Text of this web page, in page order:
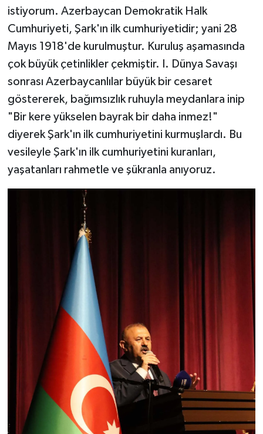
istiyorum. Azerbaycan Demokratik Halk
Cumhuriyeti, Şark'ın ilk cumhuriyetidir; yani 28
Mayıs 1918'de kurulmuştur. Kuruluş aşamasında
çok büyük çetinlikler çekmiştir. I. Dünya Savaşı
sonrası Azerbaycanlılar büyük bir cesaret
göstererek, bağımsızlık ruhuyla meydanlara inip
"Bir kere yükselen bayrak bir daha inmez!"
diyerek Şark'ın ilk cumhuriyetini kurmuşlardı. Bu
vesileyle Şark'ın ilk cumhuriyetini kuranları,
yaşatanları rahmetle ve şükranla anıyoruz.